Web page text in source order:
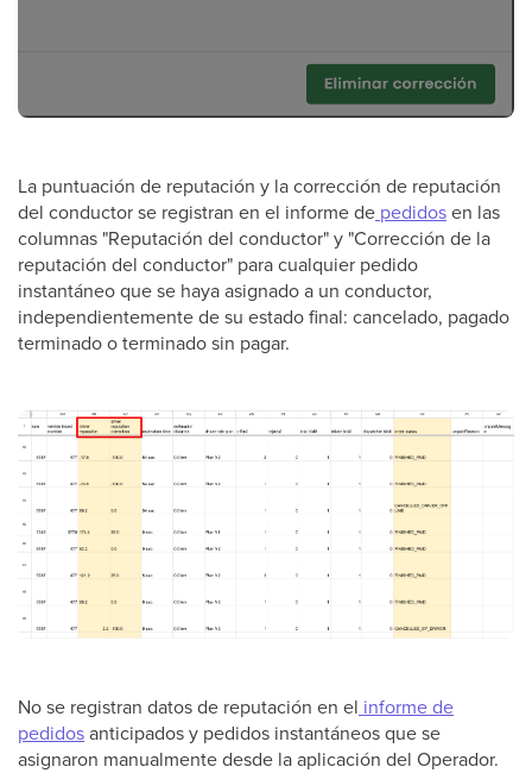
La puntuación de reputación y la corrección de reputación
del conductor se registran en el informe de pedidosen las
columnas "Reputación del conductor" y "Corrección de la
reputación del conductor" para cualquier pedido
instantáneo que se haya asignado a un conductor,
independientemente de su estado final: cancelado, pagado
terminado o terminado sin pagar.
No se registran datos de reputación en el informe de
pedidosanticipados y pedidos instantáneos que se
asignaron manualmente desde la aplicación del Operador.